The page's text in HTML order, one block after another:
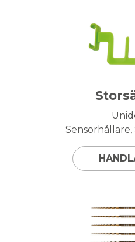
Sensorhållare,